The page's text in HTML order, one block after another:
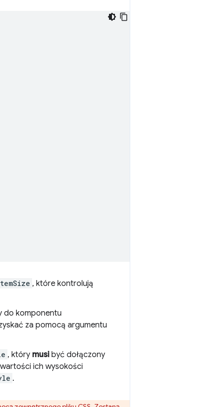
, które kontrolują
do komponentu
za pomocą argumentu
, który musi być dołączony
ich wysokości
.